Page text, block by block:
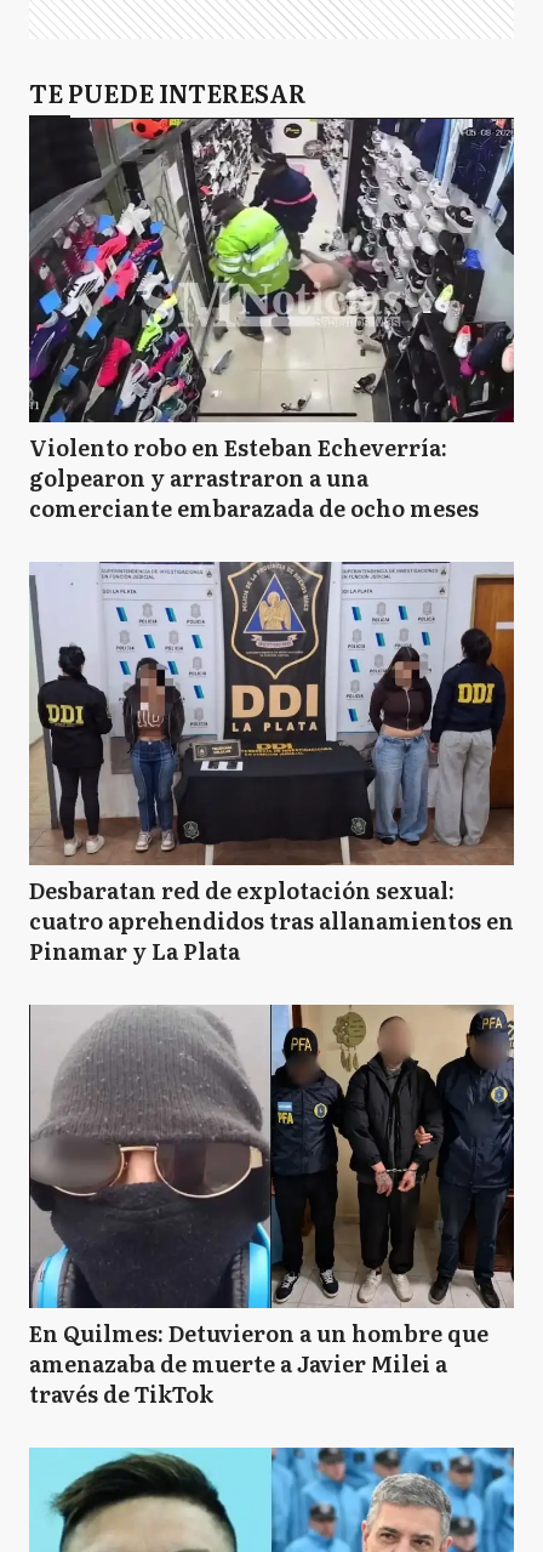
TE PUEDE INTERESAR
Violento robo en Esteban Echeverría:
golpearon y arrastraron a una
comerciante embarazada de ocho meses
Desbaratan red de explotación sexual:
cuatro aprehendidos tras allanamientos en
Pinamar y La Plata
En Quilmes: Detuvieron a un hombre que
amenazaba de muerte a Javier Milei a
través de TikTok